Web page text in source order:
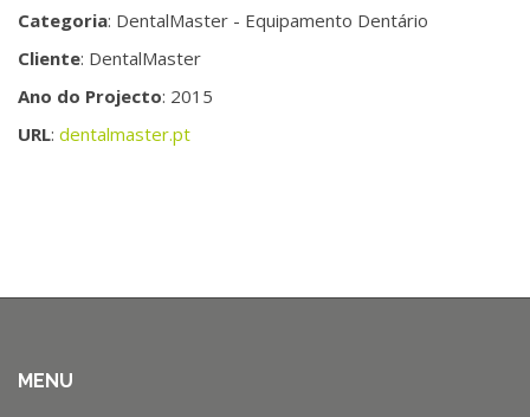
Categoria: DentalMaster - Equipamento Dentário
Cliente: DentalMaster
Ano do Projecto: 2015
URL: dentalmaster.pt
MENU